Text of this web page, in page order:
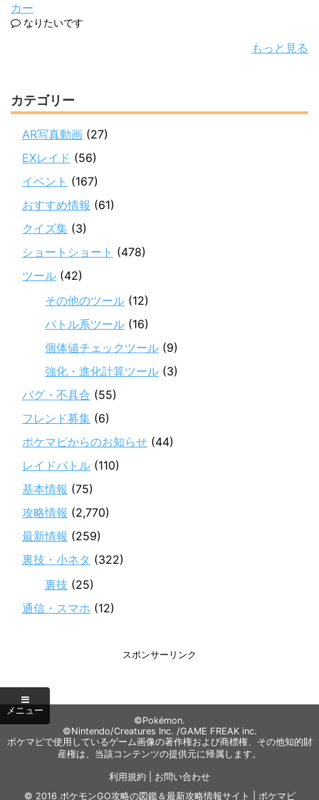
カー
なりたいです
もっと見る
カテゴリー
AR写真動画 (27)
EXレイド (56)
イベント (167)
おすすめ情報 (61)
クイズ集 (3)
ショートショート (478)
ツール (42)
その他のツール (12)
バトル系ツール (16)
個体値チェックツール (9)
強化・進化計算ツール (3)
バグ・不具合 (55)
フレンド募集 (6)
ポケマピからのお知らせ (44)
レイドバトル (110)
基本情報 (75)
攻略情報 (2,770)
最新情報 (259)
裏技・小ネタ (322)
裏技 (25)
通信・スマホ (12)
スポンサーリンク
©Pokémon.
©Nintendo/Creatures Inc. /GAME FREAK inc.
ポケマピで使用しているゲーム画像の著作権および商標権、その他知的財
産権は、当該コンテンツの提供元に帰属します。
利用規約
お問い合わせ
© 2016 ポケモンGO攻略の図鑑＆最新攻略情報サイト | ポケマピ